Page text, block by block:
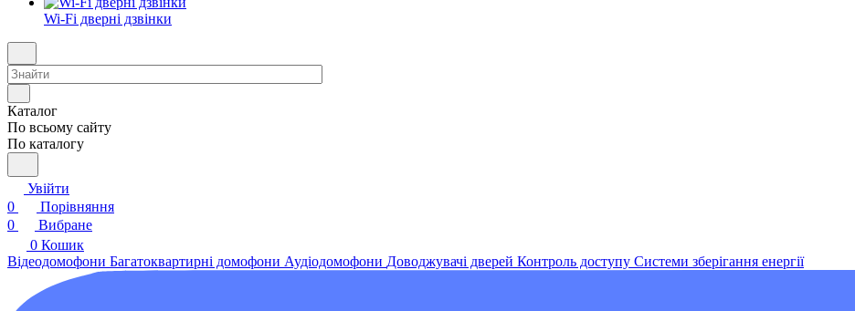
Wi-Fi дверні дзвінки
Каталог
По всьому сайту
По каталогу
Увійти
0
Порівняння
0
Вибране
0 Кошик
Відеодомофони Багатоквартирні домофони Аудіодомофони Доводжувачі дверей Контроль доступу Системи зберігання енергії